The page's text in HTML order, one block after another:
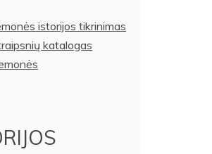
istorijos tikrinimas
katalogas